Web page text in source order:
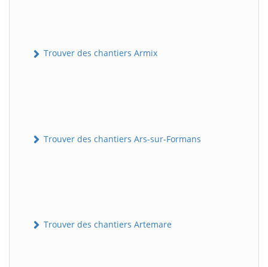
Trouver des chantiers Armix
Trouver des chantiers Ars-sur-Formans
Trouver des chantiers Artemare